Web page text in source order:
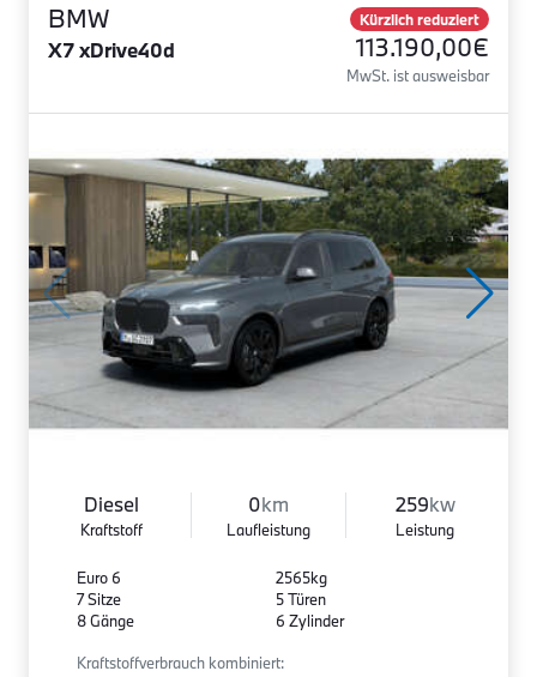
BMW
X7 xDrive40d
Kürzlich reduziert
113.190,00€
MwSt. ist ausweisbar
Diesel
Kraftstoff
0km
Laufleistung
259kw
Leistung
Euro 6
7 Sitze
8 Gänge
2565kg
5 Türen
6 Zylinder
Kraftstoffverbrauch kombiniert: